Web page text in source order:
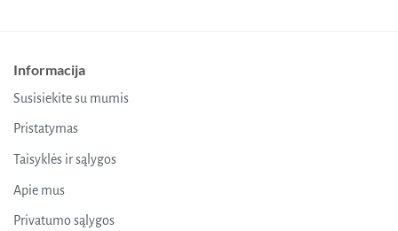
options
chosen
Informacija
Susisiekite su mumis
Pristatymas
Taisyklės ir sąlygos
Apie mus
Privatumo sąlygos